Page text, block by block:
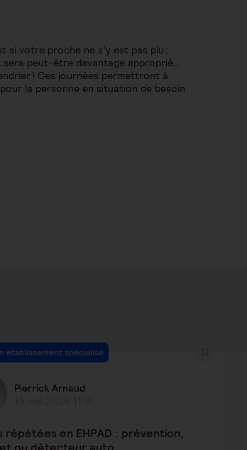
si votre proche ne s’y est pas plu ;
sera peut-être davantage approprié…
! Ces journées permettront à
la personne en situation de besoin
établissement spécialisé
Pierrick Arnaud
répétées en EHPAD : prévention,